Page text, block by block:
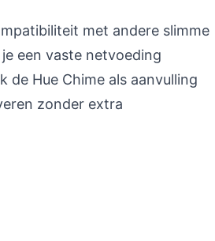
met andere slimme
een vaste netvoeding
de Hue Chime als aanvulling
zonder extra